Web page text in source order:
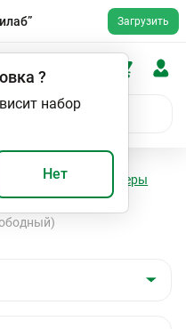
Загрузить
?
набор
Нет
Гормоны
Маркеры
железы